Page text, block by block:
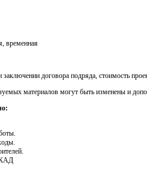
временная
заключении договора подряда, стоимость
материалов могут быть изменены и
КАД